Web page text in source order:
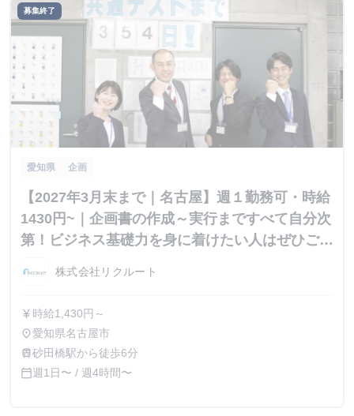
募集終了
愛知県 企画
【2027年3月末まで｜名古屋】週１勤務可・時給
1430円~｜企画書の作成～実行まですべて自分次
第！ビジネス基礎力を身に着けたい人はぜひご応
株式会社リクルート
currency_yen 時給1,430円～
place愛知県名古屋市
train砂田橋駅から徒歩6分
calendar_today週1日〜 / 週4時間〜